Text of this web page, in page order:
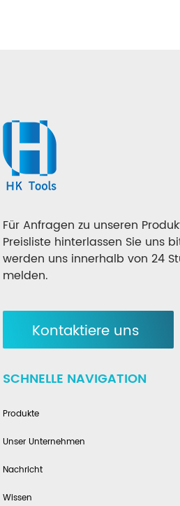
Für Anfragen zu unseren
Preisliste hinterlassen Sie uns
werden uns innerhalb von 24
melden.
Kontaktiere uns
SCHNELLE NAVIGATION
Produkte
Unser Unternehmen
Nachricht
Wissen